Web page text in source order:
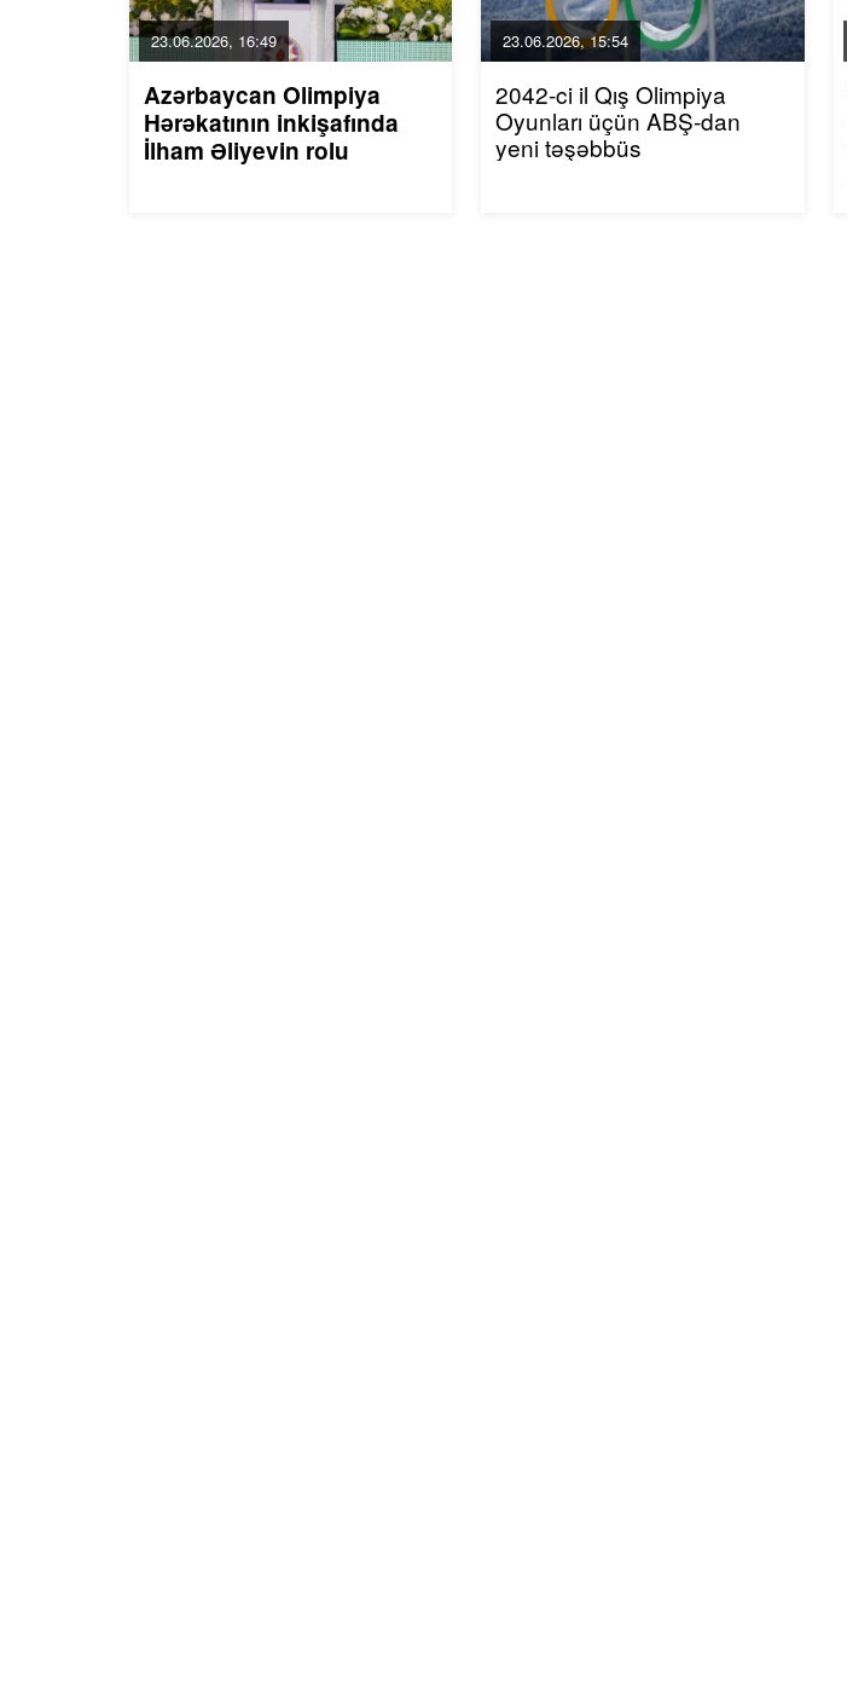
23.06.2026, 16:49
Azərbaycan Olimpiya
Hərəkatının inkişafında
İlham Əliyevin rolu
23.06.2026, 15:54
2042-ci il Qış Olimpiya
Oyunları üçün ABŞ-dan
yeni təşəbbüs